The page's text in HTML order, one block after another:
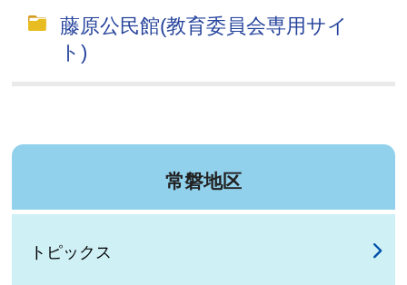
藤原公民館(教育委員会専用サイ
ト)
常磐地区
トピックス